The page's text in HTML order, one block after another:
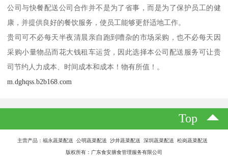
公司与快餐配送公司合作并不是为了省事，而是为了保护员工的健
康，并提供良好的餐饮服务，使员工能够更舒适地工作。
贵司可不必每天半夜清晨亲自跑到嘈杂的市场采购，也不必每天因
采购小量物品而花大钱租车运货，因此选择本公司配送服务可让贵
司节约人力成本、时间成本和成本！物有所值！。
m.dghqss.b2b168.com
Top
主营产品：福永蔬菜配送 公明蔬菜配送 沙井蔬菜配送 深圳蔬菜配送 松岗蔬菜配送
版权所有：广东食安膳食管理服务有限公司